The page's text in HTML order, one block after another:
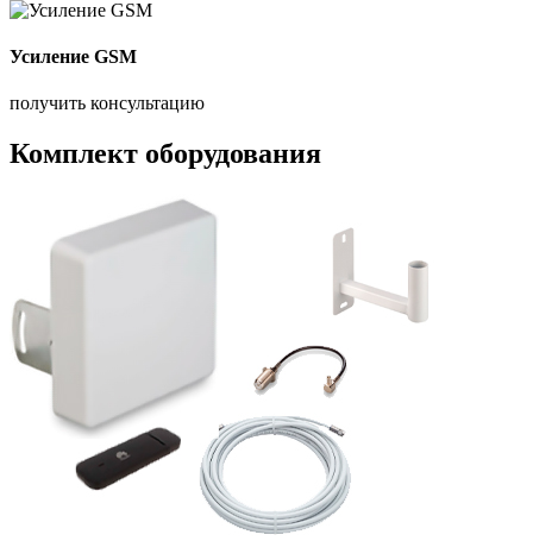
Усиление GSM
получить консультацию
Комплект оборудования